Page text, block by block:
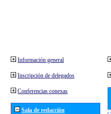
Información general
Inscripción de delegados
Conferencias conexas
Sala de redacción